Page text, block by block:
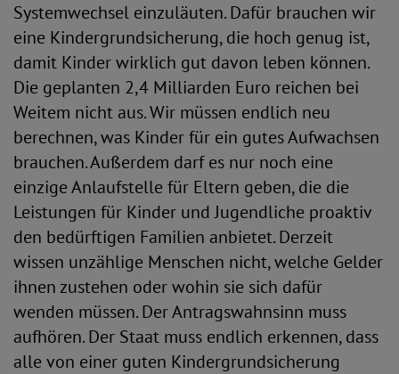
Systemwechsel einzuläuten. Dafür brauchen wir
eine Kindergrundsicherung, die hoch genug ist,
damit Kinder wirklich gut davon leben können.
Die geplanten 2,4 Milliarden Euro reichen bei
Weitem nicht aus. Wir müssen endlich neu
berechnen, was Kinder für ein gutes Aufwachsen
brauchen. Außerdem darf es nur noch eine
einzige Anlaufstelle für Eltern geben, die die
Leistungen für Kinder und Jugendliche proaktiv
den bedürftigen Familien anbietet. Derzeit
wissen unzählige Menschen nicht, welche Gelder
ihnen zustehen oder wohin sie sich dafür
wenden müssen. Der Antragswahnsinn muss
aufhören. Der Staat muss endlich erkennen, dass
alle von einer guten Kindergrundsicherung